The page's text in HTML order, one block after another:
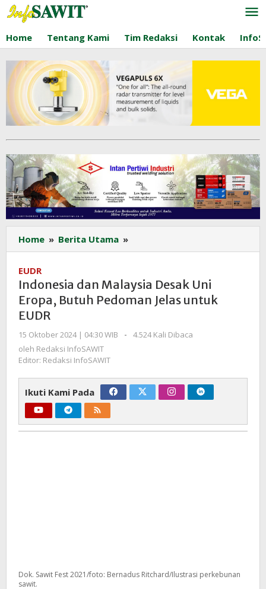
Lewati
ke
konten
Home Tentang Kami Tim Redaksi Kontak
Home » Berita Utama »
dan
Desak
Uni
Eropa,
Pedoman
EUDR
Indonesia dan Malaysia Desak Uni
Eropa, Butuh Pedoman Jelas untuk
EUDR
15 Oktober 2024 | 04:30 WIB
oleh
-
4.524 Kali Dibaca
oleh Redaksi InfoSAWIT
Editor: Redaksi InfoSAWIT
Ikuti Kami Pada
Dok. Sawit Fest 2021/foto: Bernadus Ritchard/Ilustrasi perkebunan
sawit.